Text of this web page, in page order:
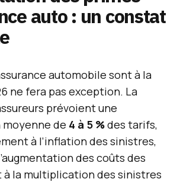
auto : un constat
automobile sont à la
ne fera pas exception. La
prévoient une
de 4 à 5 %des tarifs,
à l’inflation des sinistres,
des coûts des
la multiplication des sinistres